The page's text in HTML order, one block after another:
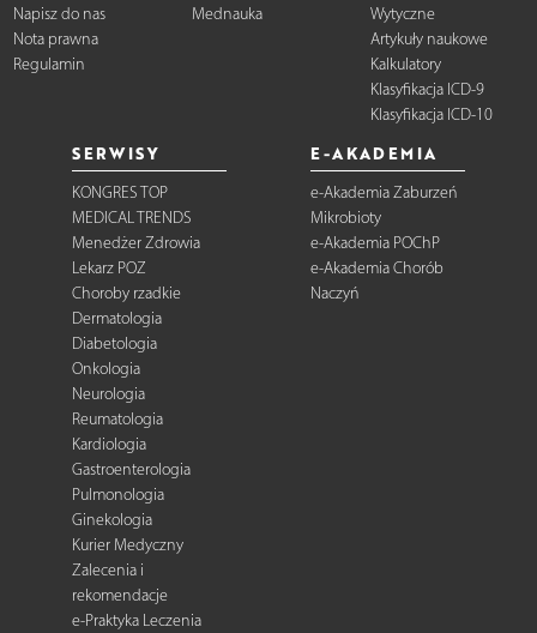
Napisz do nas
Nota prawna
Regulamin
Mednauka
Wytyczne
Artykuły naukowe
Kalkulatory
Klasyfikacja ICD-9
Klasyfikacja ICD-10
SERWISY
KONGRES TOP
MEDICAL TRENDS
Menedżer Zdrowia
Lekarz POZ
Choroby rzadkie
Dermatologia
Diabetologia
Onkologia
Neurologia
Reumatologia
Kardiologia
Gastroenterologia
Pulmonologia
Ginekologia
Kurier Medyczny
Zalecenia i
rekomendacje
e-Praktyka Leczenia
E-AKADEMIA
e-Akademia Zaburzeń
Mikrobioty
e-Akademia POChP
e-Akademia Chorób
Naczyń